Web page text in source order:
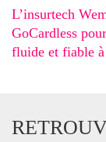
L’insurtech
GoCardless
fluide et fiable à